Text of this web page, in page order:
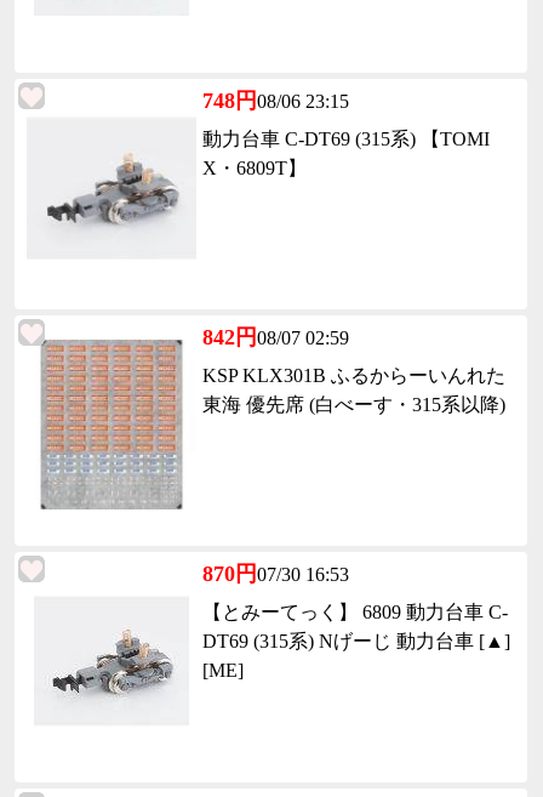
748円08/06 23:15
動力台車 C-DT69 (315系) 【TOMI
X・6809T】
842円08/07 02:59
KSP KLX301B ふるからーいんれた
東海 優先席 (白べーす・315系以降)
870円07/30 16:53
【とみーてっく】 6809 動力台車 C-
DT69 (315系) Nげーじ 動力台車 [▲]
[ME]